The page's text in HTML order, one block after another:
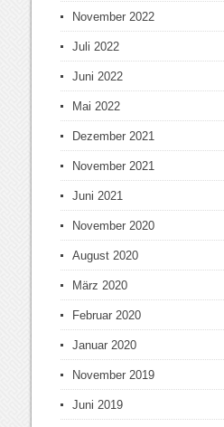
November 2022
Juli 2022
Juni 2022
Mai 2022
Dezember 2021
November 2021
Juni 2021
November 2020
August 2020
März 2020
Februar 2020
Januar 2020
November 2019
Juni 2019